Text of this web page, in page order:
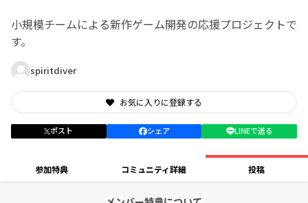
小規模チームによる新作ゲーム開発の応援プロジェクトで
す。
spiritdiver
お気に入りに登録する
ポスト シェア LINEで送る
参加特典 コミュニティ詳細 投稿